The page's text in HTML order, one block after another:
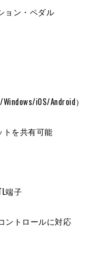
ョン・ペダル
iOS/Android）
トを共有可能
端子
ントロールに対応